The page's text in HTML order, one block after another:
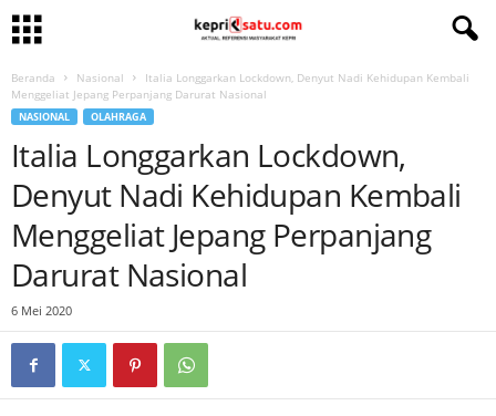
Beranda Nasional
Italia Longgarkan Lockdown, Denyut Nadi Kehidupan Kembali
Menggeliat Jepang Perpanjang Darurat Nasional
NASIONAL OLAHRAGA
Italia Longgarkan Lockdown,
Denyut Nadi Kehidupan Kembali
Menggeliat Jepang Perpanjang
Darurat Nasional
6 Mei 2020